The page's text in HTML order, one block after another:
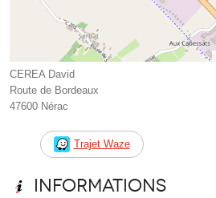
CEREA David
Route de Bordeaux
47600 Nérac
Trajet Waze
Informations